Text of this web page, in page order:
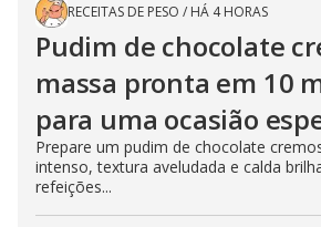
RECEITAS DE PESO / HÁ 4 HORAS
Pudim de chocolate
massa pronta em 10
para uma ocasião
Prepare um pudim de chocolate
intenso, textura aveludada e calda
refeições...